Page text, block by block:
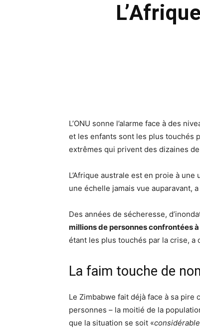
L’ONU sonne l’alarme face à des
et les enfants sont les plus touchés
extrêmes qui privent des dizaines
L’Afrique australe est en proie à
une échelle jamais vue auparavant, a
Des années de sécheresse,
millions de personnes confrontées
étant les plus touchés par la crise, a
La faim touche de
Le Zimbabwe fait déjà face à sa
personnes – la moitié de la
que la situation se soit «